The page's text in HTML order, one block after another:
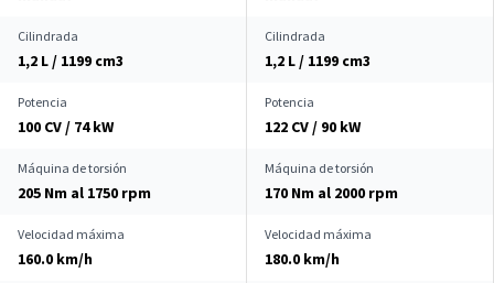
Cilindrada
1,2 L / 1199 cm3
Cilindrada
1,2 L / 1199 cm3
Potencia
100 CV / 74 kW
Potencia
122 CV / 90 kW
Máquina de torsión
205 Nm al 1750 rpm
Máquina de torsión
170 Nm al 2000 rpm
Velocidad máxima
160.0 km/h
Velocidad máxima
180.0 km/h